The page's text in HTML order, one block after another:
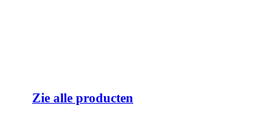
Zie alle producten